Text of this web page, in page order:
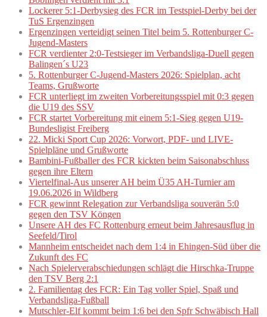
Lockerer 5:1-Derbysieg des FCR im Testspiel-Derby bei der
TuS Ergenzingen
Ergenzingen verteidigt seinen Titel beim 5. Rottenburger C-
Jugend-Masters
FCR verdienter 2:0-Testsieger im Verbandsliga-Duell gegen
Balingen´s U23
5. Rottenburger C-Jugend-Masters 2026: Spielplan, acht
Teams, Grußworte
FCR unterliegt im zweiten Vorbereitungsspiel mit 0:3 gegen
die U19 des SSV
FCR startet Vorbereitung mit einem 5:1-Sieg gegen U19-
Bundesligist Freiberg
22. Micki Sport Cup 2026: Vorwort, PDF- und LIVE-
Spielpläne und Grußworte
Bambini-Fußballer des FCR kickten beim Saisonabschluss
gegen ihre Eltern
Viertelfinal-Aus unserer AH beim Ü35 AH-Turnier am
19.06.2026 in Wildberg
FCR gewinnt Relegation zur Verbandsliga souverän 5:0
gegen den TSV Köngen
Unsere AH des FC Rottenburg erneut beim Jahresausflug in
Seefeld/Tirol
Mannheim entscheidet nach dem 1:4 in Ehingen-Süd über die
Zukunft des FC
Nach Spielerverabschiedungen schlägt die Hirschka-Truppe
den TSV Berg 2:1
2. Familientag des FCR: Ein Tag voller Spiel, Spaß und
Verbandsliga-Fußball
Mutschler-Elf kommt beim 1:6 bei den Spfr Schwäbisch Hall